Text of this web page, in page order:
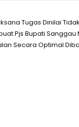
Tugas Dinilai
Pjs Bupati
Secara Optimal